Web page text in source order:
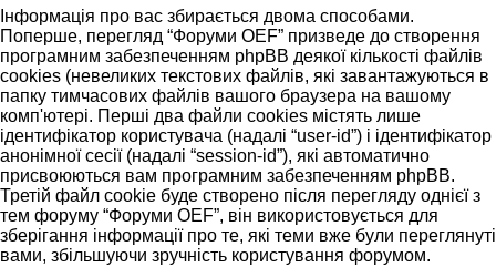
Інформація про вас збирається двома способами.
Поперше, перегляд “Форуми OEF” призведе до створення
програмним забезпеченням phpBB деякої кількості файлів
cookies (невеликих текстових файлів, які завантажуються в
папку тимчасових файлів вашого браузера на вашому
комп'ютері. Перші два файли cookies містять лише
ідентифікатор користувача (надалі “user-id”) і ідентифікатор
анонімної сесії (надалі “session-id”), які автоматично
присвоюються вам програмним забезпеченням phpBB.
Третій файл cookie буде створено після перегляду однієї з
тем форуму “Форуми OEF”, він використовується для
зберігання інформації про те, які теми вже були переглянуті
вами, збільшуючи зручність користування форумом.